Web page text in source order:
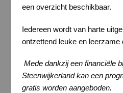
een overzicht beschikbaar.
Iedereen wordt van harte
ontzettend leuke en leerzame
Mede dankzij een financiële
Steenwijkerland kan een
gratis worden aangeboden.